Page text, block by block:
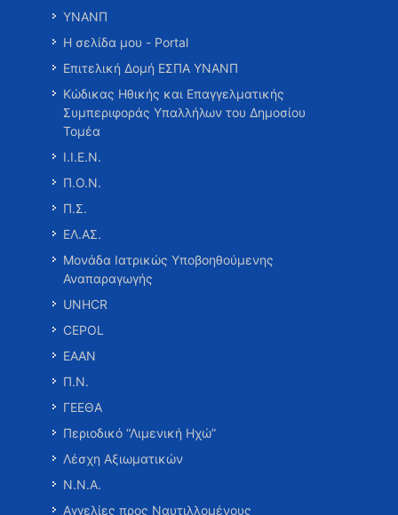
ΥΝΑΝΠ
Η σελίδα μου - Portal
Επιτελική Δομή ΕΣΠΑ ΥΝΑΝΠ
Κώδικας Ηθικής και Επαγγελματικής
Συμπεριφοράς Υπαλλήλων του Δημοσίου
Τομέα
Ι.Ι.Ε.Ν.
Π.Ο.Ν.
Π.Σ.
ΕΛ.ΑΣ.
Μονάδα Ιατρικώς Υποβοηθούμενης
Αναπαραγωγής
UNHCR
CEPOL
ΕΑΑΝ
Π.Ν.
ΓΕΕΘΑ
Περιοδικό “Λιμενική Ηχώ”
Λέσχη Αξιωματικών
Ν.Ν.Α.
Αγγελίες προς Ναυτιλλομένους